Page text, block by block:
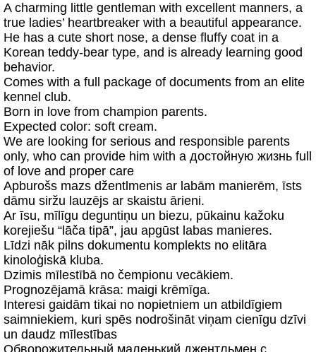
A charming little gentleman with excellent manners, a
true ladies’ heartbreaker with a beautiful appearance.
He has a cute short nose, a dense fluffy coat in a
Korean teddy-bear type, and is already learning good
behavior.
Comes with a full package of documents from an elite
kennel club.
Born in love from champion parents.
Expected color: soft cream.
We are looking for serious and responsible parents
only, who can provide him with a достойную жизнь full
of love and proper care
Apburošs mazs džentlmenis ar labām manierēm, īsts
dāmu siržu lauzējs ar skaistu ārieni.
Ar īsu, mīlīgu deguntiņu un biezu, pūkainu kažoku
korejiešu “lāča tipā”, jau apgūst labas manieres.
Līdzi nāk pilns dokumentu komplekts no elitāra
kinoloģiskā kluba.
Dzimis mīlestībā no čempionu vecākiem.
Prognozējamā krāsa: maigi krēmīga.
Interesi gaidām tikai no nopietniem un atbildīgiem
saimniekiem, kuri spēs nodrošināt viņam cienīgu dzīvi
un daudz mīlestības
Обворожительный маленький джентльмен с